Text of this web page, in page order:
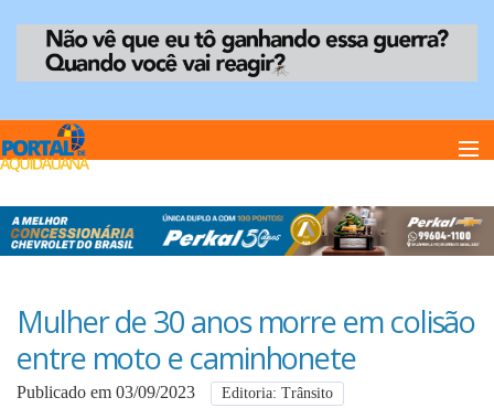
Home
Anuncie
Mulher de 30 anos morre em colisão
entre moto e caminhonete
Publicado em 03/09/2023 Editoria: Trânsito